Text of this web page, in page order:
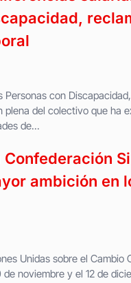
Personas con
plena del colectivo que ha
de...
Confederación
ambición en
Unidas sobre el
noviembre y el 12 de